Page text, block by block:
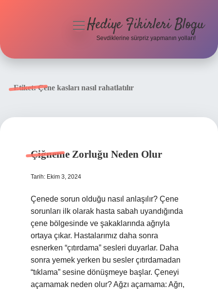
menüyüHediye Fikirleri Blogu
Sevdiklerine sürpriz yapmanın yolları!
Etiket:Çene kasları nasıl rahatlatılır
Çiğneme Zorluğu Neden Olur
Tarih: Ekim 3, 2024
Çenede sorun olduğu nasıl anlaşılır? Çene
sorunları ilk olarak hasta sabah uyandığında
çene bölgesinde ve şakaklarında ağrıyla
ortaya çıkar. Hastalarımız daha sonra
esnerken “çıtırdama” sesleri duyarlar. Daha
sonra yemek yerken bu sesler çıtırdamadan
“tıklama” sesine dönüşmeye başlar. Çeneyi
açamamak neden olur? Ağzı açamama: Ağrı,